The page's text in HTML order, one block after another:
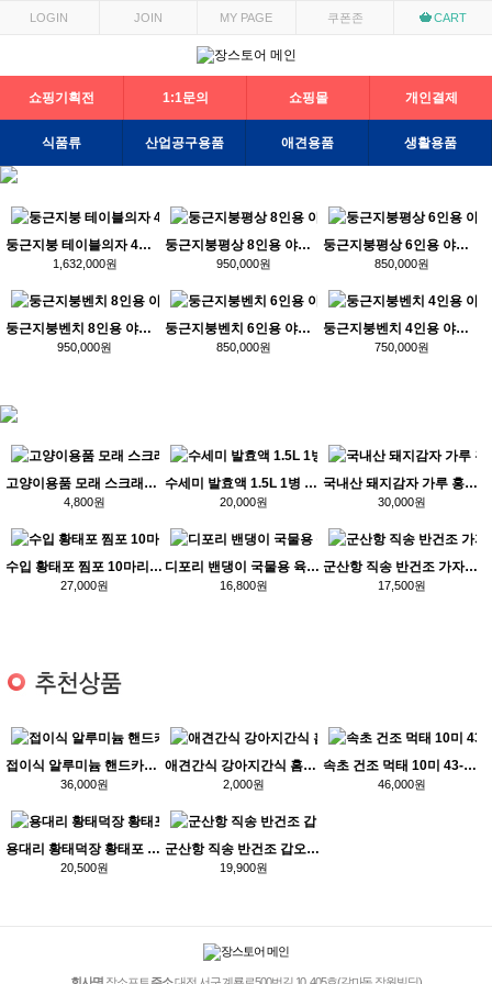
LOGIN JOIN MY PAGE 쿠폰존 CART
쇼핑기획전 1:1문의 쇼핑몰 개인결제
식품류 산업공구용품 애견용품 생활용품
둥근지붕 테이블의자 4인용 2개 흰색지붕(도레이배터리)
1,632,000원
둥근지붕평상 8인용 야외평상 마루 쉼터
950,000원
둥근지붕평상 6인용 야외평상 마루 쉼터
850,000원
둥근지붕벤치 8인용 야외벤치 테이블 피크닉테이블
950,000원
둥근지붕벤치 6인용 야외벤치 테이블 피크닉테이블
850,000원
둥근지붕벤치 4인용 야외벤치 테이블 피크닉테이블
750,000원
고양이용품 모래 스크래처 필라인하우스 장난감
4,800원
수세미 발효액 1.5L 1병 2병 수세미즙 수세미발효액
20,000원
국내산 돼지감자 가루 홍국우 분말 1kg 500g
30,000원
수입 황태포 찜포 10마리 39-41cm
27,000원
디포리 밴댕이 국물용 육수용멸치 1.5kg
16,800원
군산항 직송 반건조 가자미 6~13마리(소/중/대)
17,500원
접이식 알루미늄 핸드카트 202카트 203카트
36,000원
애견간식 강아지간식 홈쿡 바우와우 하림 러비더비 도기프랜드
2,000원
속초 건조 먹태 10미 43-53cm
46,000원
용대리 황태덕장 황태포 5미 40-48cm 선물포장가능
20,500원
군산항 직송 반건조 갑오징어 1마리(소/중/대/특대/왕특대/왕특특대)
19,900원